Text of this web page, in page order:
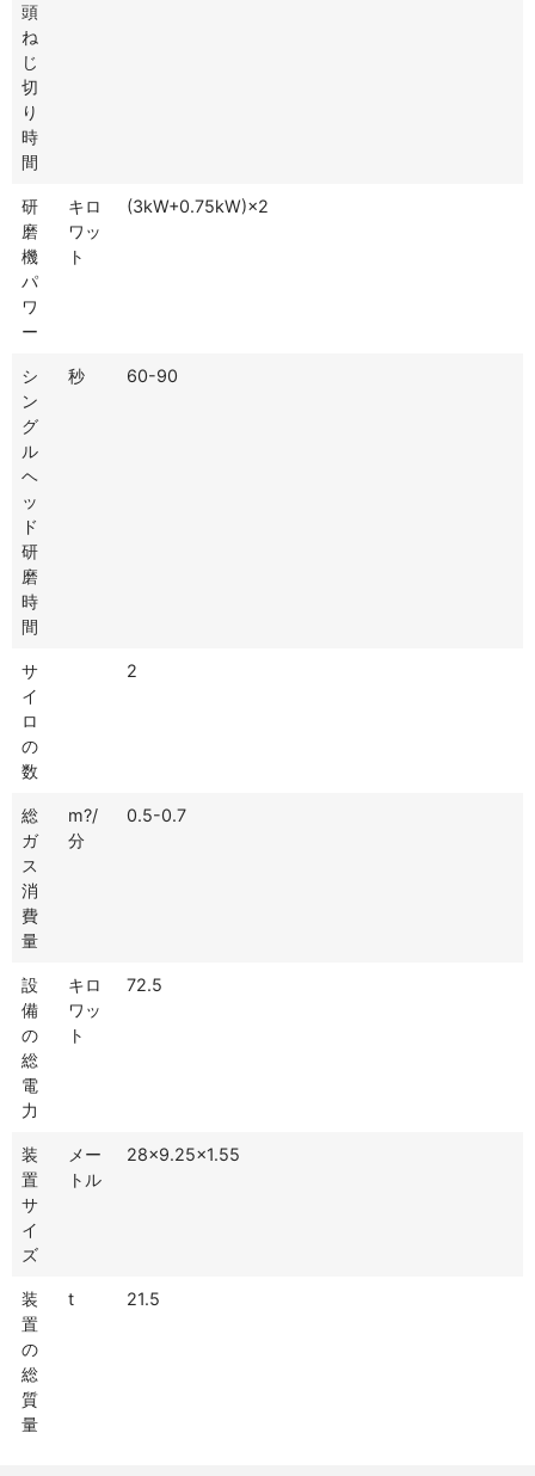
頭
ね
じ
切
り
時
間
研
磨
機
パ
ワ
ー
キロ
ワッ
ト
(3kW+0.75kW)×2
シ
ン
グ
ル
ヘ
ッ
ド
研
磨
時
間
秒 60-90
サ
イ
ロ
の
数
2
総
ガ
ス
消
費
量
m?/
分
0.5-0.7
設
備
の
総
電
力
キロ
ワッ
ト
72.5
装
置
サ
イ
ズ
メー
トル
28×9.25×1.55
装
置
の
総
質
量
t 21.5